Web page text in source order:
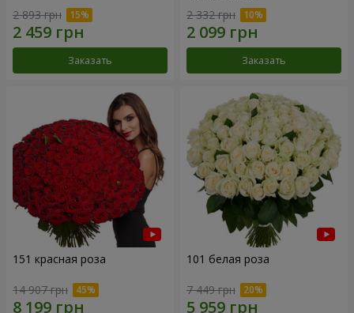
2 893 грн
Заказать
2 332 грн
Заказать
151 красная роза
14 907 грн
101 белая роза
7 449 грн